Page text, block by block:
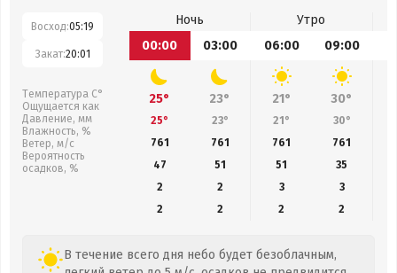
Восход:05:19
Закат:20:01
Температура С°
Ощущается как
Давление, мм
Влажность, %
Ветер, м/с
Вероятность
осадков, %
Ночь
Утро
00:00
03:00 06:00 09:00
25° 23° 21° 30°
25° 23° 21° 30°
761
761 761 761
47
51 51
35
2
2 3
3
2
2 2 2
В течение всего дня небо будет безоблачным,